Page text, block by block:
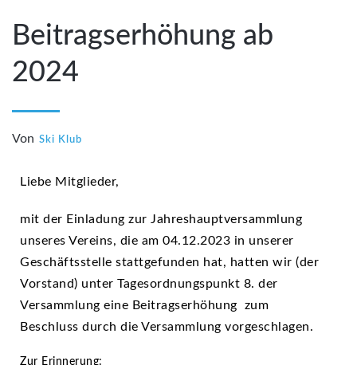
Beitragserhöhung ab
2024
Von Ski Klub
Liebe Mitglieder,
mit der Einladung zur Jahreshauptversammlung
unseres Vereins, die am 04.12.2023 in unserer
Geschäftsstelle stattgefunden hat, hatten wir (der
Vorstand) unter Tagesordnungspunkt 8. der
Versammlung eine Beitragserhöhung zum
Beschluss durch die Versammlung vorgeschlagen.
Zur Erinnerung: